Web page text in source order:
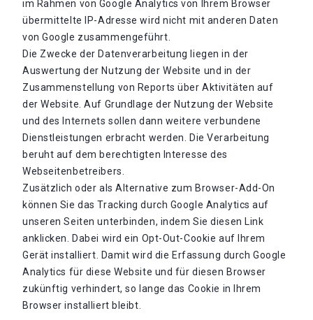
im Rahmen von Google Analytics von Ihrem Browser
übermittelte IP-Adresse wird nicht mit anderen Daten
von Google zusammengeführt.
Die Zwecke der Datenverarbeitung liegen in der
Auswertung der Nutzung der Website und in der
Zusammenstellung von Reports über Aktivitäten auf
der Website. Auf Grundlage der Nutzung der Website
und des Internets sollen dann weitere verbundene
Dienstleistungen erbracht werden. Die Verarbeitung
beruht auf dem berechtigten Interesse des
Webseitenbetreibers.
Zusätzlich oder als Alternative zum Browser-Add-On
können Sie das Tracking durch Google Analytics auf
unseren Seiten unterbinden, indem Sie diesen Link
anklicken. Dabei wird ein Opt-Out-Cookie auf Ihrem
Gerät installiert. Damit wird die Erfassung durch Google
Analytics für diese Website und für diesen Browser
zukünftig verhindert, so lange das Cookie in Ihrem
Browser installiert bleibt.